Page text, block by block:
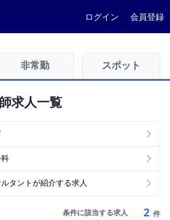
ログイン 会員登録
非常勤 スポット
求人一覧
ルタントが紹介する求人
条件に該当する求人 2 件